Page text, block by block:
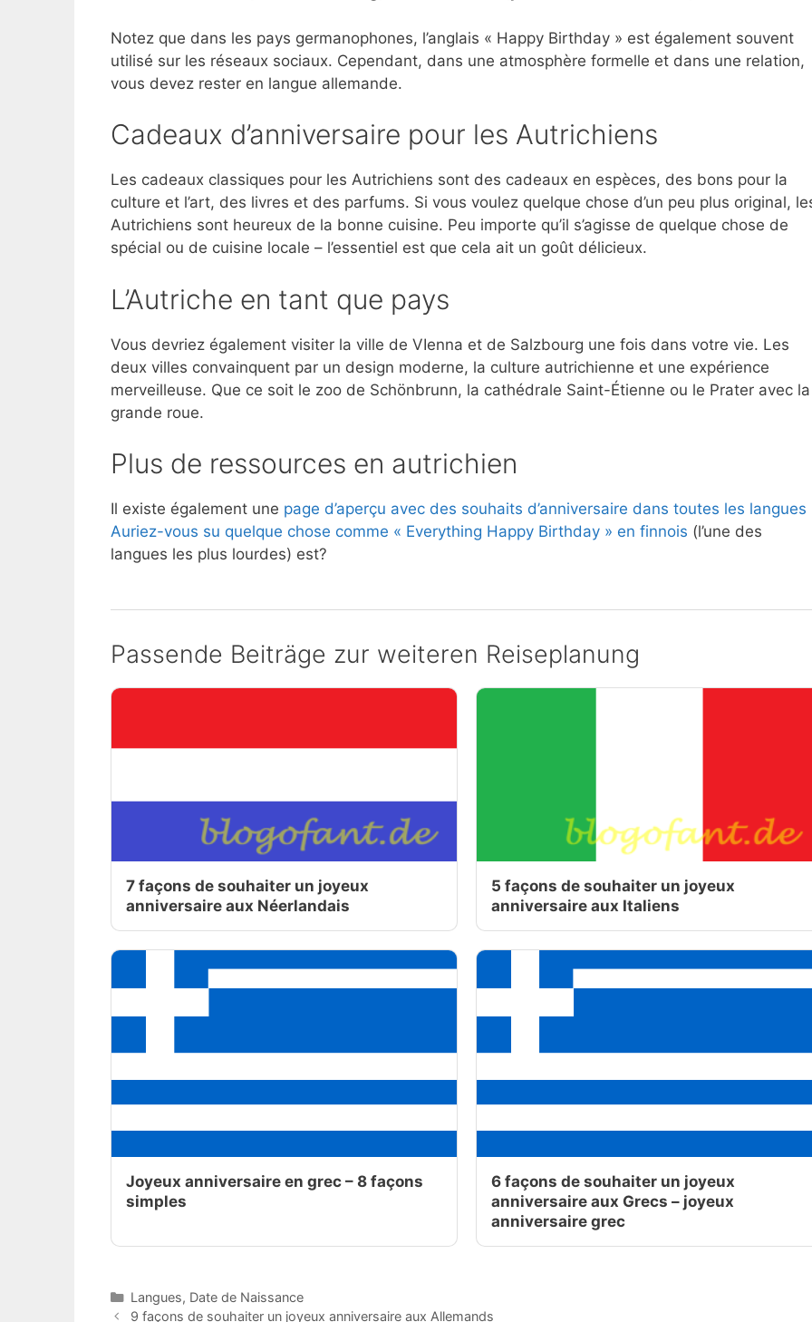
Notez que dans les pays germanophones, l’anglais « Happy Birthday » est également souvent
utilisé sur les réseaux sociaux. Cependant, dans une atmosphère formelle et dans une relation,
vous devez rester en langue allemande.
Cadeaux d’anniversaire pour les Autrichiens
Les cadeaux classiques pour les Autrichiens sont des cadeaux en espèces, des bons pour la
culture et l’art, des livres et des parfums. Si vous voulez quelque chose d’un peu plus original,
Autrichiens sont heureux de la bonne cuisine. Peu importe qu’il s’agisse de quelque chose de
spécial ou de cuisine locale – l’essentiel est que cela ait un goût délicieux.
L’Autriche en tant que pays
Vous devriez également visiter la ville de VIenna et de Salzbourg une fois dans votre vie. Les
deux villes convainquent par un design moderne, la culture autrichienne et une expérience
merveilleuse. Que ce soit le zoo de Schönbrunn, la cathédrale Saint-Étienne ou le Prater avec la
grande roue.
Plus de ressources en autrichien
Il existe également une page d’aperçu avec des souhaits d’anniversaire dans toutes les langues
Auriez-vous su quelque chose comme « Everything Happy Birthday » en finnois (l’une des
langues les plus lourdes) est?
Passende Beiträge zur weiteren Reiseplanung
7 façons de souhaiter un joyeux
anniversaire aux Néerlandais
5 façons de souhaiter un joyeux
anniversaire aux Italiens
Joyeux anniversaire en grec – 8 façons
simples
6 façons de souhaiter un joyeux
anniversaire aux Grecs – joyeux
anniversaire grec
Catégories
Langues, Date de Naissance
9 façons de souhaiter un joyeux anniversaire aux Allemands